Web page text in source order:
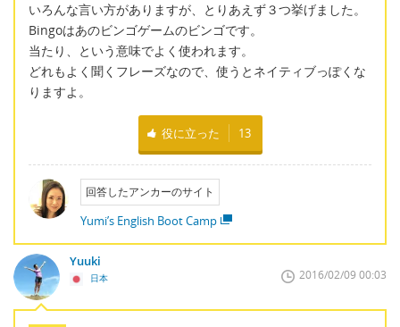
いろんな言い方がありますが、とりあえず３つ挙げました。
Bingoはあのビンゴゲームのビンゴです。
当たり、という意味でよく使われます。
どれもよく聞くフレーズなので、使うとネイティブっぽくな
りますよ。
役に立った 13
回答したアンカーのサイト
Yumi’s English Boot Camp
Yuuki
日本 2016/02/09 00:03